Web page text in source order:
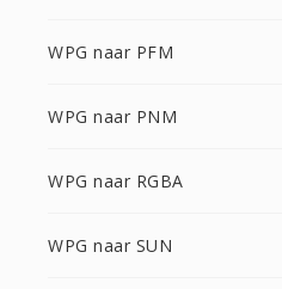
WPG naar PFM
WPG naar PNM
WPG naar RGBA
WPG naar SUN